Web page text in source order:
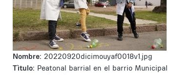
Nombre: 20220920dicimouyaf0018v1.jpg
Tìtulo: Peatonal barrial en el barrio Municipal